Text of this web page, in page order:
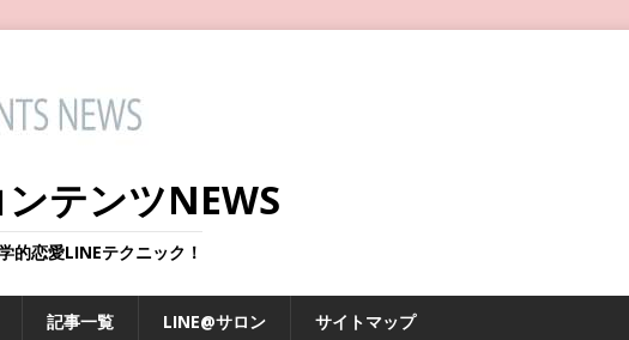
テンツNEWS
的恋愛LINEテクニック！
記事一覧 LINE@サロン サイトマップ